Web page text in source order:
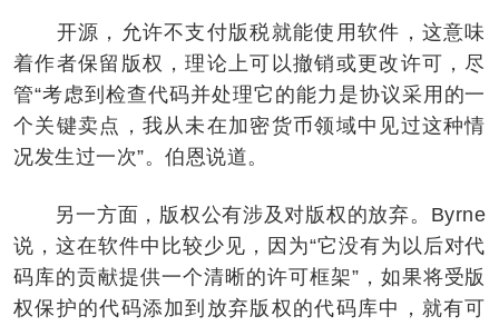
开源，允许不支付版税就能使用软件，这意味
着作者保留版权，理论上可以撤销或更改许可，尽
管“考虑到检查代码并处理它的能力是协议采用的一
个关键卖点，我从未在加密货币领域中见过这种情
况发生过一次”。伯恩说道。
另一方面，版权公有涉及对版权的放弃。Byrne
说，这在软件中比较少见，因为“它没有为以后对代
码库的贡献提供一个清晰的许可框架”，如果将受版
权保护的代码添加到放弃版权的代码库中，就有可